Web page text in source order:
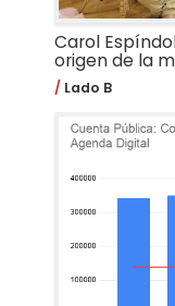
Carol
origen de la
Lado B